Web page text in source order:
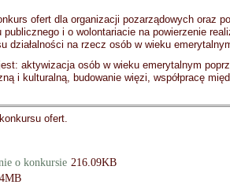
ofert dla organizacji pozarządowych oraz
i o wolontariacie na powierzenie
działalności na rzecz osób w wieku
aktywizacja osób w wieku emerytalnym
i kulturalną, budowanie więzi, współpracę
ofert.
o konkursie 216.09KB